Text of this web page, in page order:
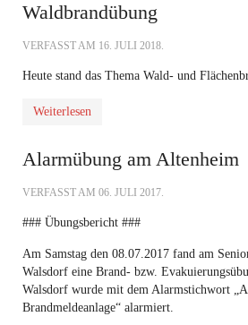
Waldbrandübung
VERFASST AM 16. JULI 2018.
Heute stand das Thema Wald- und
Weiterlesen
Alarmübung am Altenheim
VERFASST AM 06. JULI 2017.
### Übungsbericht ###
Am Samstag den 08.07.2017 fand am
Walsdorf eine Brand- bzw.
Walsdorf wurde mit dem Alarmstichwort
Brandmeldeanlage“ alarmiert.